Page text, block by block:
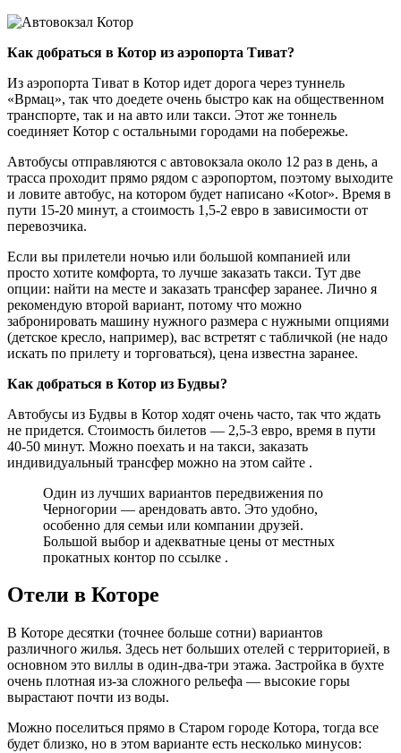
Как добраться в Котор из аэропорта Тиват?
Из аэропорта Тиват в Котор идет дорога через туннель
«Врмац», так что доедете очень быстро как на общественном
транспорте, так и на авто или такси. Этот же тоннель
соединяет Котор с остальными городами на побережье.
Автобусы отправляются с автовокзала около 12 раз в день, а
трасса проходит прямо рядом с аэропортом, поэтому выходите
и ловите автобус, на котором будет написано «Kotor». Время в
пути 15-20 минут, а стоимость 1,5-2 евро в зависимости от
перевозчика.
Если вы прилетели ночью или большой компанией или
просто хотите комфорта, то лучше заказать такси. Тут две
опции: найти на месте и заказать трансфер заранее. Лично я
рекомендую второй вариант, потому что можно
забронировать машину нужного размера с нужными опциями
(детское кресло, например), вас встретят с табличкой (не надо
искать по прилету и торговаться), цена известна заранее.
Как добраться в Котор из Будвы?
Автобусы из Будвы в Котор ходят очень часто, так что ждать
не придется. Стоимость билетов — 2,5-3 евро, время в пути
40-50 минут. Можно поехать и на такси, заказать
индивидуальный трансфер можно на этом сайте .
Один из лучших вариантов передвижения по
Черногории — арендовать авто. Это удобно,
особенно для семьи или компании друзей.
Большой выбор и адекватные цены от местных
прокатных контор по ссылке .
Отели в Которе
В Которе десятки (точнее больше сотни) вариантов
различного жилья. Здесь нет больших отелей с территорией, в
основном это виллы в один-два-три этажа. Застройка в бухте
очень плотная из-за сложного рельефа — высокие горы
вырастают почти из воды.
Можно поселиться прямо в Старом городе Котора, тогда все
будет близко, но в этом варианте есть несколько минусов: